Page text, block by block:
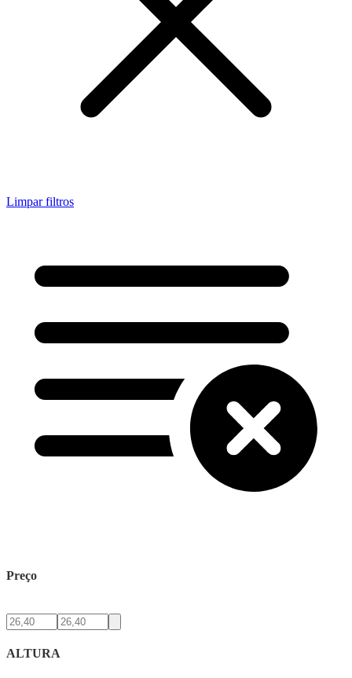
Limpar filtros
Preço
ALTURA